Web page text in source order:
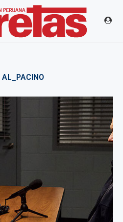
AL_PACINO